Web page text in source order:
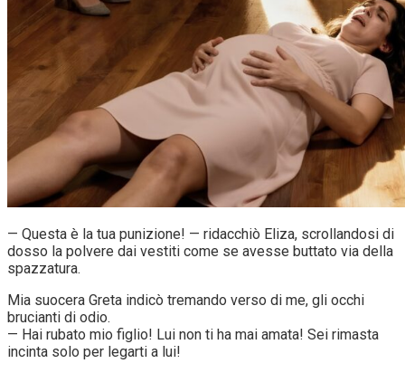
— Questa è la tua punizione! — ridacchiò Eliza, scrollandosi di
dosso la polvere dai vestiti come se avesse buttato via della
spazzatura.
Mia suocera Greta indicò tremando verso di me, gli occhi
brucianti di odio.
— Hai rubato mio figlio! Lui non ti ha mai amata! Sei rimasta
incinta solo per legarti a lui!